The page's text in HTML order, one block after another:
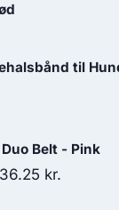
til
Belt - Pink
Den
36.25 kr.